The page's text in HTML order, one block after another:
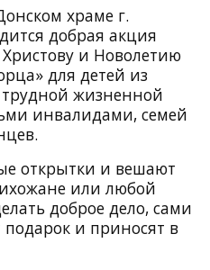
храме г.
добрая акция
и Новолетию
для детей из
жизненной
инвалидами, семей
открытки и вешают
или любой
доброе дело, сами
и приносят в